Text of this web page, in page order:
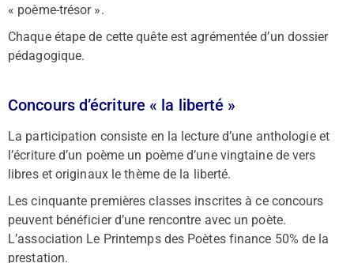
« poème-trésor ».
Chaque étape de cette quête est agrémentée d’un dossier
pédagogique.
Concours d’écriture « la liberté »
La participation consiste en la lecture d’une anthologie et
l’écriture d’un poème un poème d’une vingtaine de vers
libres et originaux le thème de la liberté.
Les cinquante premières classes inscrites à ce concours
peuvent bénéficier d’une rencontre avec un poète.
L’association Le Printemps des Poètes finance 50% de la
prestation.